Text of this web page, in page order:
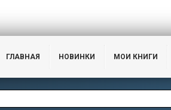
ГЛАВНАЯ НОВИНКИ МОИ КНИГИ